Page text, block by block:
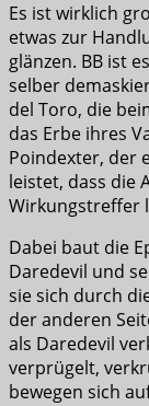
Es ist wirklich
etwas zur
glänzen. BB ist
selber
del Toro, die
das Erbe ihres
Poindexter, der
leistet, dass die
Wirkungstreffer
Dabei baut die
Daredevil und
sie sich durch
der anderen
als Daredevil
verprügelt,
bewegen sich